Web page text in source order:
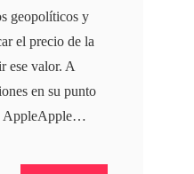
geopolíticos y
el precio de la
ese valor. A
en su punto
AppleApple…